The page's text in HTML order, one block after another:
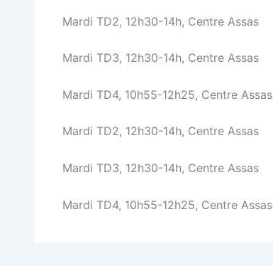
Mardi TD2, 12h30-14h, Centre Assas
Mardi TD3, 12h30-14h, Centre Assas
Mardi TD4, 10h55-12h25, Centre Assas
Mardi TD2, 12h30-14h, Centre Assas
Mardi TD3, 12h30-14h, Centre Assas
Mardi TD4, 10h55-12h25, Centre Assas